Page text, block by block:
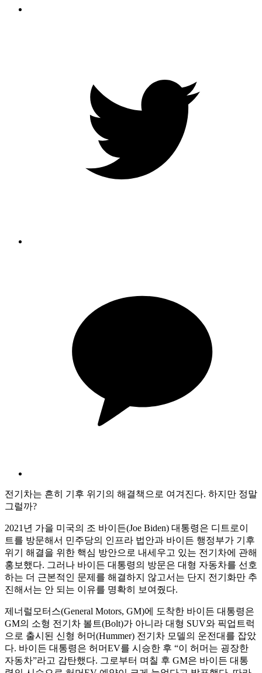
전기차는 흔히 기후 위기의 해결책으로 여겨진다. 하지만 정말
그럴까?
2021년 가을 미국의 조 바이든(Joe Biden) 대통령은 디트로이
트를 방문해서 민주당의 인프라 법안과 바이든 행정부가 기후
위기 해결을 위한 핵심 방안으로 내세우고 있는 전기차에 관해
홍보했다. 그러나 바이든 대통령의 방문은 대형 자동차를 선호
하는 더 근본적인 문제를 해결하지 않고서는 단지 전기화만 추
진해서는 안 되는 이유를 명확히 보여줬다.
제너럴모터스(General Motors, GM)에 도착한 바이든 대통령은
GM의 소형 전기차 볼트(Bolt)가 아니라 대형 SUV와 픽업트럭
으로 출시된 신형 허머(Hummer) 전기차 모델의 운전대를 잡았
다. 바이든 대통령은 허머EV를 시승한 후 “이 허머는 굉장한
자동차”라고 감탄했다. 그로부터 며칠 후 GM은 바이든 대통